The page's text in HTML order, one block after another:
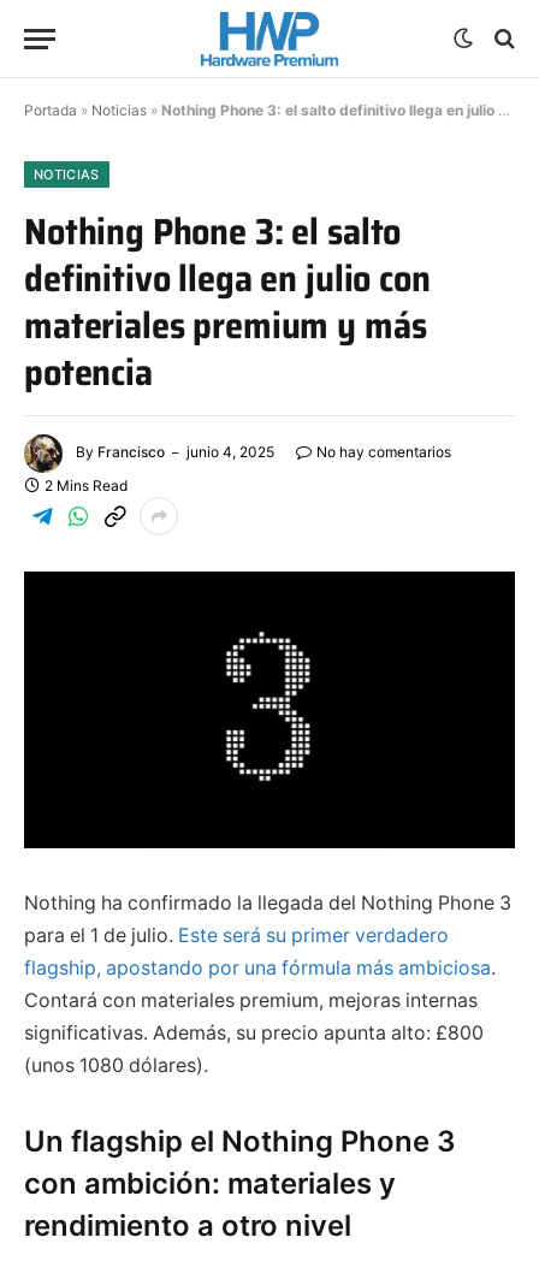
Portada » Noticias » Nothing Phone 3: el salto definitivo llega en julio con materiales premium y más potencia
NOTICIAS
Nothing Phone 3: el salto
definitivo llega en julio con
materiales premium y más
potencia
By Francisco junio 4, 2025
No hay comentarios
2 Mins Read
Nothing ha confirmado la llegada del Nothing Phone 3
para el 1 de julio. Este será su primer verdadero
flagship, apostando por una fórmula más ambiciosa.
Contará con materiales premium, mejoras internas
significativas. Además, su precio apunta alto: £800
(unos 1080 dólares).
Un flagship el Nothing Phone 3
con ambición: materiales y
rendimiento a otro nivel